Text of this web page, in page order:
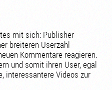
mit sich: Publisher
breiteren Userzahl
Kommentare reagieren.
und somit ihren User, egal
interessantere Videos zur